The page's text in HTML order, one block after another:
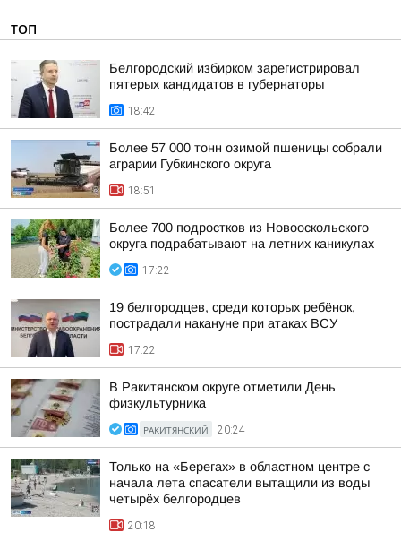
ТОП
Белгородский избирком зарегистрировал
пятерых кандидатов в губернаторы
18:42
Более 57 000 тонн озимой пшеницы собрали
аграрии Губкинского округа
18:51
Более 700 подростков из Новооскольского
округа подрабатывают на летних каникулах
17:22
19 белгородцев, среди которых ребёнок,
пострадали накануне при атаках ВСУ
17:22
В Ракитянском округе отметили День
физкультурника
РАКИТЯНСКИЙ 20:24
Только на «Берегах» в областном центре с
начала лета спасатели вытащили из воды
четырёх белгородцев
20:18